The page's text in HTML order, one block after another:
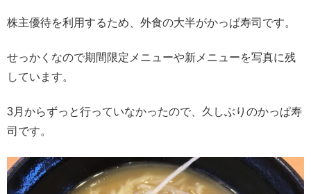
株主優待を利用するため、外食の大半がかっぱ寿司です。
せっかくなので期間限定メニューや新メニューを写真に残
しています。
3月からずっと行っていなかったので、久しぶりのかっぱ寿
司です。